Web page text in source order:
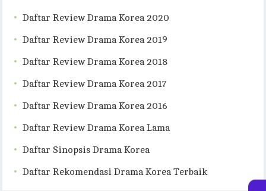
Daftar Review Drama Korea 2020
Daftar Review Drama Korea 2019
Daftar Review Drama Korea 2018
Daftar Review Drama Korea 2017
Daftar Review Drama Korea 2016
Daftar Review Drama Korea Lama
Daftar Sinopsis Drama Korea
Daftar Rekomendasi Drama Korea Terbaik